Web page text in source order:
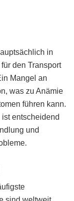
in
den Transport
Mangel an
was zu Anämie
führen kann.
entscheidend
und